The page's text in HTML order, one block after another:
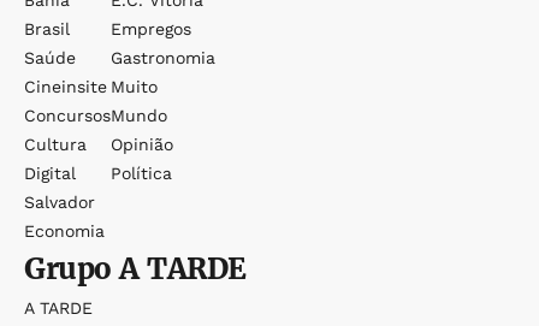
Brasil
Saúde
Cineinsite
Concursos
Cultura
Digital
Salvador
Economia
Empregos
Gastronomia
Muito
Mundo
Opinião
Política
GrupoA TARDE
A TARDE